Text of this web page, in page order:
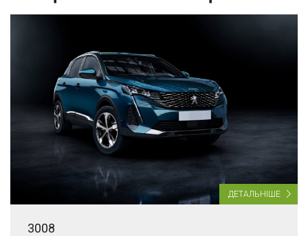
ДЕТАЛЬНІШЕ
3008